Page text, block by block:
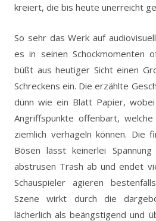
kreiert, die bis heute unerreicht
So sehr das Werk auf
es in seinen Schockmomenten
büßt aus heutiger Sicht einen
Schreckens ein. Die erzählte
dünn wie ein Blatt Papier,
Angriffspunkte offenbart,
ziemlich verhageln können. Die
Bösen lässt keinerlei
abstrusen Trash ab und endet
Schauspieler agieren
Szene wirkt durch die
lächerlich als beängstigend und